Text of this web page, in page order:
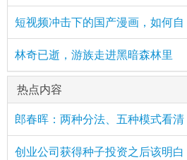
短视频冲击下的国产漫画，如何自
林奇已逝，游族走进黑暗森林里
热点内容
郎春晖：两种分法、五种模式看清
创业公司获得种子投资之后该明白